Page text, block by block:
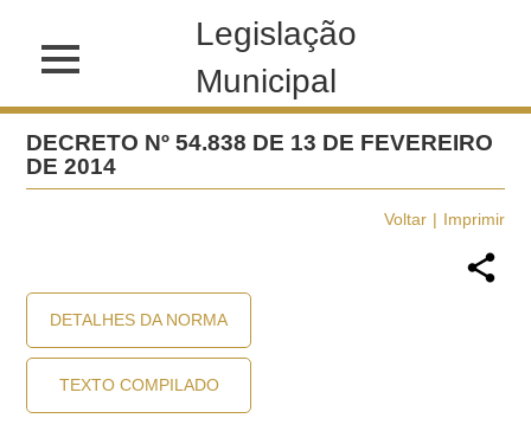
Legislação
Municipal
DECRETO Nº 54.838 DE 13 DE FEVEREIRO
DE 2014
Voltar Imprimir
DETALHES DA NORMA
TEXTO COMPILADO